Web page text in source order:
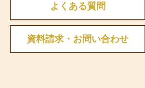
よくある質問
資料請求・お問い合わせ